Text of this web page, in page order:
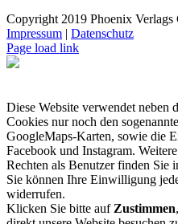
Copyright 2019 Phoenix Verlags
Impressum | Datenschutz
Page load link
Diese Website verwendet neben
Cookies nur noch den
GoogleMaps-Karten, sowie die
Facebook und Instagram.
Rechten als Benutzer finden Sie
Sie können Ihre Einwilligung
widerrufen.
Klicken Sie bitte auf Zustimmen